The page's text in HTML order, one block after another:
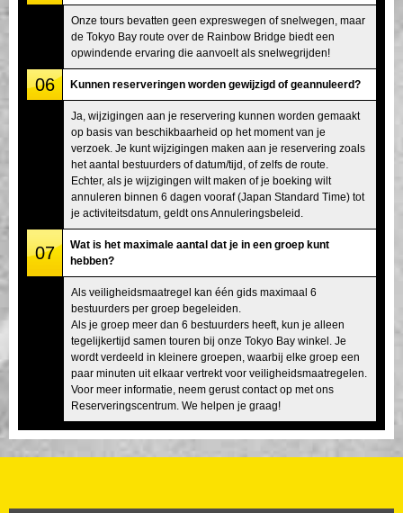
Onze tours bevatten geen expreswegen of snelwegen, maar
de Tokyo Bay route over de Rainbow Bridge biedt een
opwindende ervaring die aanvoelt als snelwegrijden!
06 Kunnen reserveringen worden gewijzigd of geannuleerd?
Ja, wijzigingen aan je reservering kunnen worden gemaakt
op basis van beschikbaarheid op het moment van je
verzoek. Je kunt wijzigingen maken aan je reservering zoals
het aantal bestuurders of datum/tijd, of zelfs de route.
Echter, als je wijzigingen wilt maken of je boeking wilt
annuleren binnen 6 dagen vooraf (Japan Standard Time) tot
je activiteitsdatum, geldt ons Annuleringsbeleid.
07
Wat is het maximale aantal dat je in een groep kunt
hebben?
Als veiligheidsmaatregel kan één gids maximaal 6
bestuurders per groep begeleiden.
Als je groep meer dan 6 bestuurders heeft, kun je alleen
tegelijkertijd samen touren bij onze Tokyo Bay winkel. Je
wordt verdeeld in kleinere groepen, waarbij elke groep een
paar minuten uit elkaar vertrekt voor veiligheidsmaatregelen.
Voor meer informatie, neem gerust contact op met ons
Reserveringscentrum. We helpen je graag!